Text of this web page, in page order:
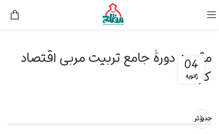
مقدمه دورۀ جامع تربیت مربی اقتصاد
کودک
04
ژانویه
جدیدتر